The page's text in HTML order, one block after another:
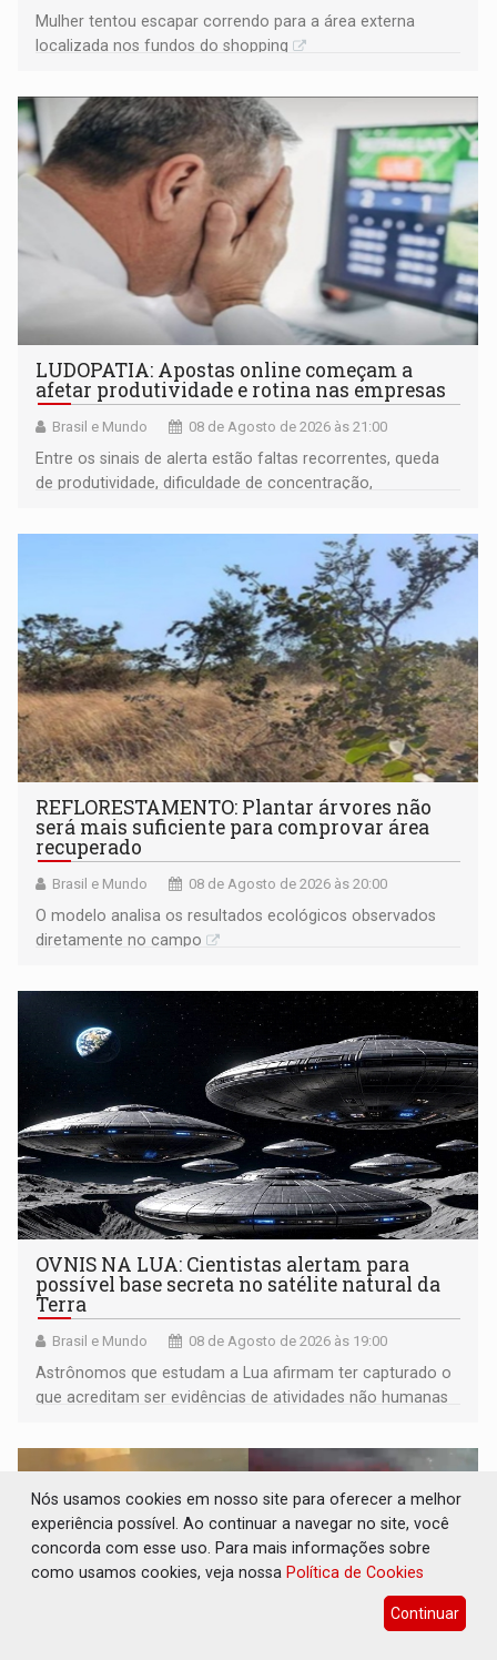
Mulher tentou escapar correndo para a área externa
localizada nos fundos do shopping
LUDOPATIA: Apostas online começam a
afetar produtividade e rotina nas empresas
Brasil e Mundo 08 de Agosto de 2026 às 21:00
Entre os sinais de alerta estão faltas recorrentes, queda
de produtividade, dificuldade de concentração,
REFLORESTAMENTO: Plantar árvores não
será mais suficiente para comprovar área
recuperado
Brasil e Mundo 08 de Agosto de 2026 às 20:00
O modelo analisa os resultados ecológicos observados
diretamente no campo
OVNIS NA LUA: Cientistas alertam para
possível base secreta no satélite natural da
Terra
Brasil e Mundo 08 de Agosto de 2026 às 19:00
Astrônomos que estudam a Lua afirmam ter capturado o
que acreditam ser evidências de atividades não humanas
órbita
Nós usamos cookies em nosso site para oferecer a melhor
experiência possível. Ao continuar a navegar no site, você
concorda com esse uso. Para mais informações sobre
como usamos cookies, veja nossa Política de Cookies
Continuar